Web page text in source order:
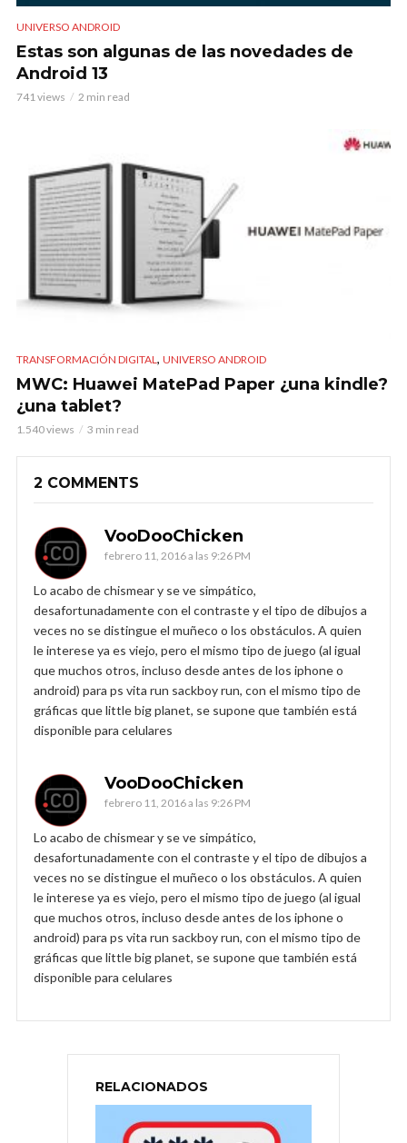
UNIVERSO ANDROID
Estas son algunas de las novedades de
Android 13
741 views 2 min read
TRANSFORMACIÓN DIGITAL , UNIVERSO ANDROID
MWC: Huawei MatePad Paper ¿una kindle?
¿una tablet?
1.540 views 3 min read
2 COMMENTS
VooDooChicken
febrero 11, 2016 a las 9:26 PM
Lo acabo de chismear y se ve simpático,
desafortunadamente con el contraste y el tipo de dibujos a
veces no se distingue el muñeco o los obstáculos. A quien
le interese ya es viejo, pero el mismo tipo de juego (al igual
que muchos otros, incluso desde antes de los iphone o
android) para ps vita run sackboy run, con el mismo tipo de
gráficas que little big planet, se supone que también está
disponible para celulares
VooDooChicken
febrero 11, 2016 a las 9:26 PM
Lo acabo de chismear y se ve simpático,
desafortunadamente con el contraste y el tipo de dibujos a
veces no se distingue el muñeco o los obstáculos. A quien
le interese ya es viejo, pero el mismo tipo de juego (al igual
que muchos otros, incluso desde antes de los iphone o
android) para ps vita run sackboy run, con el mismo tipo de
gráficas que little big planet, se supone que también está
disponible para celulares
RELACIONADOS